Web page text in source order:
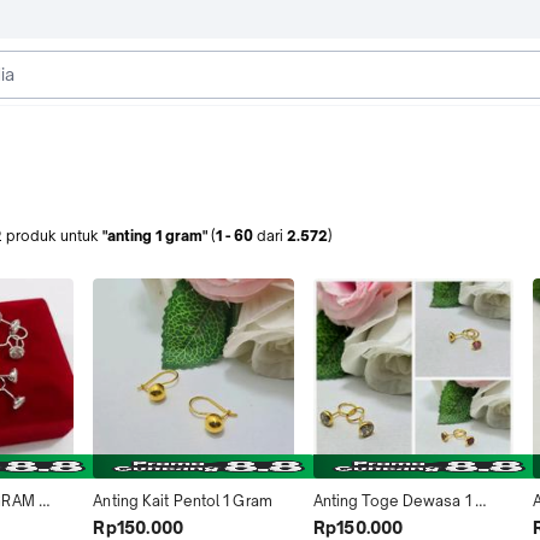
produk untuk "anting 1 gram" (1 -60 dari 2.572)
Anting Kait Pentol 1 Gram
Rp150.000
Anting Toge Dewasa 1
Gram
Rp150.000